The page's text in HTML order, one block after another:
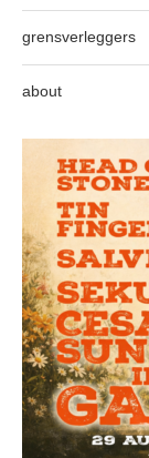
grensverleggers
about